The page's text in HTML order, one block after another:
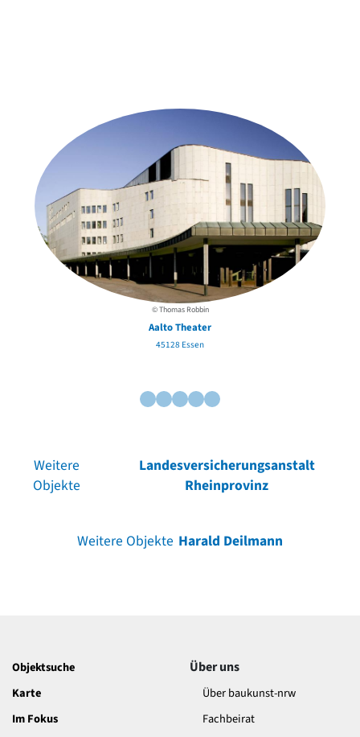
© Thomas Robbin
Aalto Theater
45128 Essen
Weitere
Objekte
Landesversicherungsanstalt
Rheinprovinz
Weitere Objekte Harald Deilmann
Objektsuche
Karte
Im Fokus
Über uns
Über baukunst-nrw
Fachbeirat